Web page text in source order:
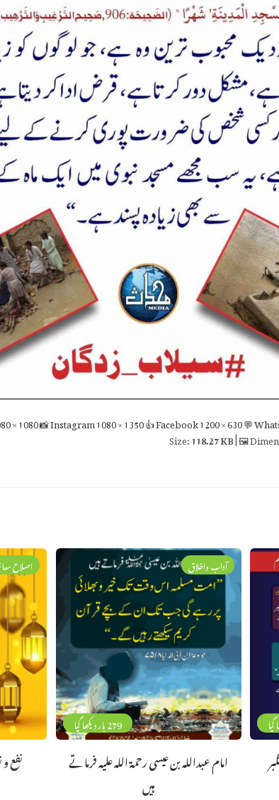
× 1080📸 Instagram1080 × 1350👍 Facebook1200 × 630💬
118.27 KB| 🖼
اصلاح
نفع
279 بار دیکھا گیا
آداب واخلاق
امام عبداللہ بن عیسی رحمۃ اللہ علیہ فرماتے
ہیں